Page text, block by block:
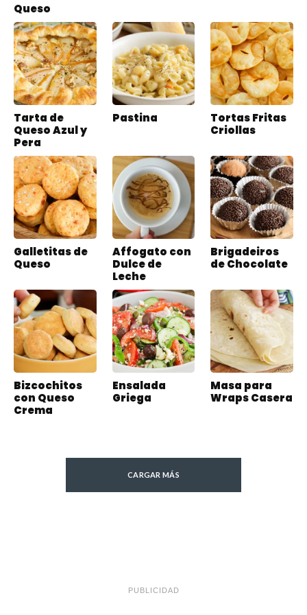
Queso
Tarta de
Queso Azul y
Pera
Pastina
Tortas Fritas
Criollas
Galletitas de
Queso
Affogato con
Dulce de
Leche
Brigadeiros
de Chocolate
Bizcochitos
con Queso
Crema
Ensalada
Griega
Masa para
Wraps Casera
CARGAR MÁS
PUBLICIDAD